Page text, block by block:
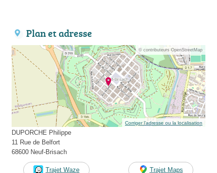
Plan et adresse
© contributeurs OpenStreetMap
Corriger l’adresse ou la localisation
DUPORCHE Philippe
11 Rue de Belfort
68600 Neuf-Brisach
Trajet Waze Trajet Maps